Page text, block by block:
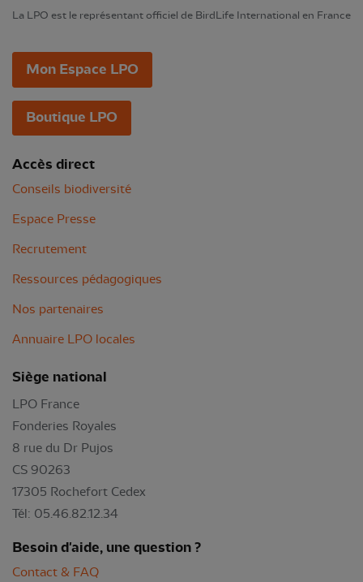
La LPO est le représentant officiel de BirdLife International en France
Mon Espace LPO
Boutique LPO
Accès direct
Conseils biodiversité
Espace Presse
Recrutement
Ressources pédagogiques
Nos partenaires
Annuaire LPO locales
Siège national
LPO France
Fonderies Royales
8 rue du Dr Pujos
CS 90263
17305 Rochefort Cedex
Tél: 05.46.82.12.34
Besoin d'aide, une question ?
Contact & FAQ